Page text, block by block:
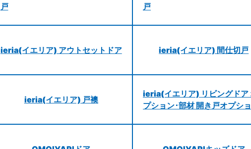
戸
戸
ieria(イエリア) アウトセットドア ieria(イエリア) 間仕切戸
ieria(イエリア) 戸襖
ieria(イエリア) リビングドア
プション･部材 開き戸オプシ